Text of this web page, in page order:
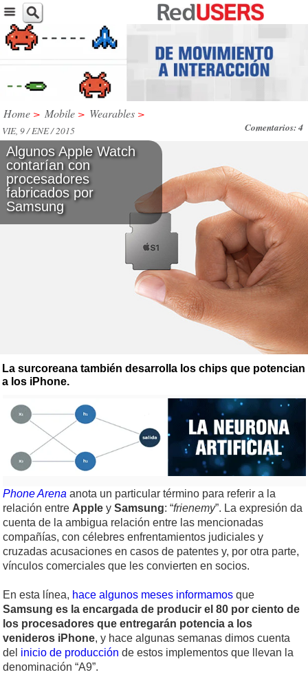
Home > Mobile > Wearables >
Comentarios: 4
VIE, 9 / ENE / 2015
Algunos Apple Watch
contarían con
procesadores
fabricados por
Samsung
La surcoreana también desarrolla los chips que potencian
a los iPhone.
Phone Arena anota un particular término para referir a la
relación entre Apple y Samsung: “frienemy”. La expresión da
cuenta de la ambigua relación entre las mencionadas
compañías, con célebres enfrentamientos judiciales y
cruzadas acusaciones en casos de patentes y, por otra parte,
vínculos comerciales que les convierten en socios.
En esta línea, hace algunos meses informamos que
Samsung es la encargada de producir el 80 por ciento de
los procesadores que entregarán potencia a los
venideros iPhone, y hace algunas semanas dimos cuenta
del inicio de producción de estos implementos que llevan la
denominación “A9”.